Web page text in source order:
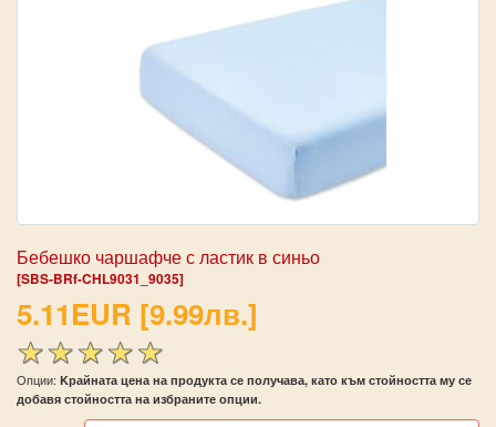
Бебешко чаршафче с ластик в синьо
[SBS-BRf-CHL9031_9035]
5.11EUR [9.99лв.]
Опции: Kрайната цена на продукта се получава, като към стойността му се
добавя стойността на избраните опции.